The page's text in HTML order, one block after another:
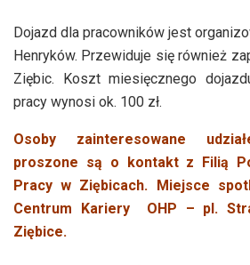
Dojazd dla pracowników jest
Henryków. Przewiduje się również
Ziębic. Koszt miesięcznego
pracy wynosi ok. 100 zł.
Osoby zainteresowane
proszone są o kontakt z Filią
Pracy w Ziębicach.
Miejsce
Centrum Kariery OHP – pl.
Ziębice.